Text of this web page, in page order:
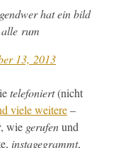
hat ein bild
rum
13, 2013
tele­foniert(nicht
viele weit­ere–
, wie gerufenund
instage­grammt,